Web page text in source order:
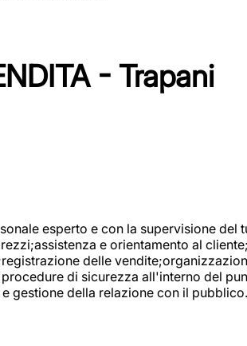
- Trapani
esperto e con la supervisione
e orientamento al
delle
di sicurezza all'interno del
gestione della relazione con il pubblico.